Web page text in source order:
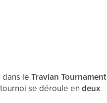
dans leTravian Tournament
se déroule endeux